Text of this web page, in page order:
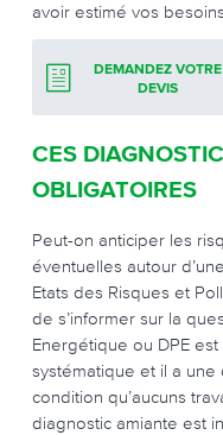
avoir estimé vos
DEMANDEZ VOTRE
DEVIS
CES
OBLIGATOIRES
Peut-on anticiper les
éventuelles autour
Etats des Risques et
de s’informer sur la
Energétique ou DPE
systématique et il a
condition qu’aucuns
diagnostic amiante est